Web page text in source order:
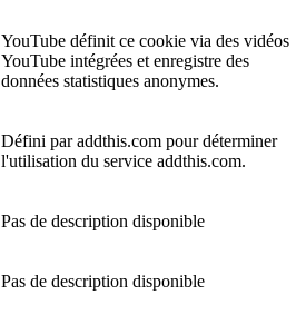
YouTube définit ce cookie via des vidéos
YouTube intégrées et enregistre des
données statistiques anonymes.
Défini par addthis.com pour déterminer
l'utilisation du service addthis.com.
Pas de description disponible
Pas de description disponible